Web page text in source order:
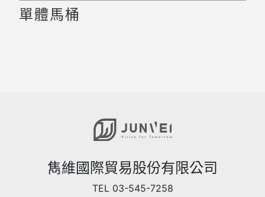
單體馬桶
雋維國際貿易股份有限公司
TEL 03-545-7258